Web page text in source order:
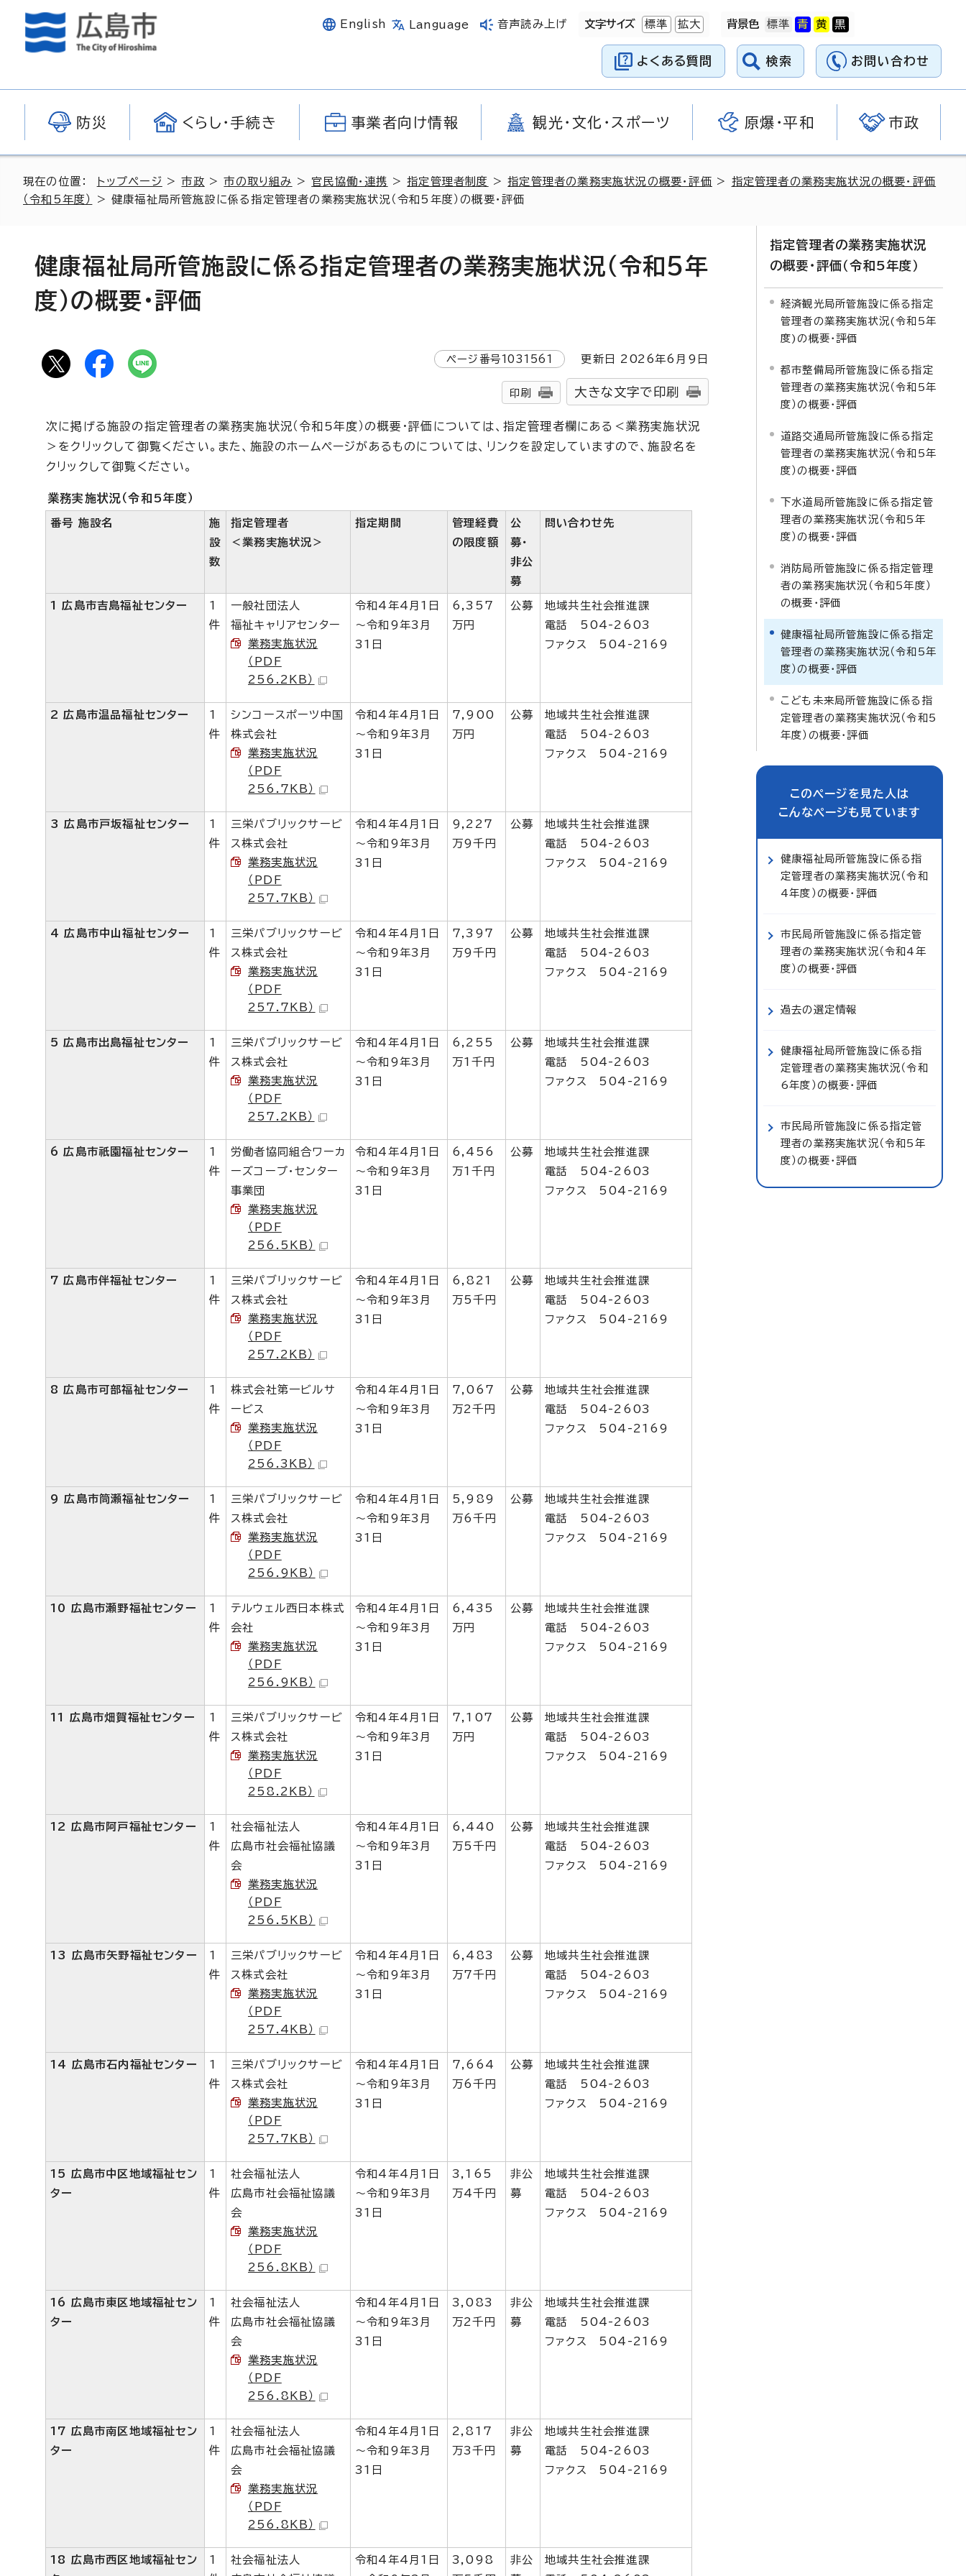
English Language 音声読み上げ 文字サイズ 標準 拡大 背景色
よくある質問 検索 お問い合わせ
防災 くらし・手続き 事業者向け情報 観光・文化・スポーツ 原爆・平和 市政
現在の位置： トップページ >市政 >市の取り組み > 官民協働・連携 >指定管理者制度 >指定管理者の業務実施状況の概要・評価 > 指定管理者の業務実施状況の概要・評価
（令和5年度）
> 健康福祉局所管施設に係る指定管理者の業務実施状況（令和5年度）の概要・評価
健康福祉局所管施設に係る指定管理者の業務実施状況（令和5年
度）の概要・評価
ページ番号1031561 更新日 2026年6月9日
印刷 大きな文字で印刷
次に掲げる施設の指定管理者の業務実施状況（令和5年度）の概要・評価については、指定管理者欄にある＜業務実施状況
＞をクリックして御覧ください。また、施設のホームページがあるものについては、リンクを設定していますので、施設名を
クリックして御覧ください。
業務実施状況（令和5年度）
番号 施設名
施
設
数
指定管理者
＜業務実施状況＞
指定期間
管理経費
の限度額
公
募・
非公
募
問い合わせ先
1 広島市吉島福祉センター
1
件
一般社団法人
福祉キャリアセンター
業務実施状況
（PDF
256.2KB）
令和4年4月1日
～令和9年3月
31日
6,357
万円
公募
地域共生社会推進課
電話 504-2603
ファクス 504-2169
2 広島市温品福祉センター
1
件
シンコースポーツ中国
株式会社
業務実施状況
（PDF
256.7KB）
令和4年4月1日
～令和9年3月
31日
7,900
万円
公募
地域共生社会推進課
電話 504-2603
ファクス 504-2169
3 広島市戸坂福祉センター
1
件
三栄パブリックサービ
ス株式会社
業務実施状況
（PDF
257.7KB）
令和4年4月1日
～令和9年3月
31日
9,227
万9千円
公募
地域共生社会推進課
電話 504-2603
ファクス 504-2169
4 広島市中山福祉センター
1
件
三栄パブリックサービ
ス株式会社
業務実施状況
（PDF
257.7KB）
令和4年4月1日
～令和9年3月
31日
7,397
万9千円
公募
地域共生社会推進課
電話 504-2603
ファクス 504-2169
5 広島市出島福祉センター
1
件
三栄パブリックサービ
ス株式会社
業務実施状況
（PDF
257.2KB）
令和4年4月1日
～令和9年3月
31日
6,255
万1千円
公募
地域共生社会推進課
電話 504-2603
ファクス 504-2169
6 広島市祇園福祉センター
1
件
労働者協同組合ワーカ
ーズコープ・センター
事業団
業務実施状況
（PDF
256.5KB）
令和4年4月1日
～令和9年3月
31日
6,456
万1千円
公募
地域共生社会推進課
電話 504-2603
ファクス 504-2169
7 広島市伴福祉センター
1
件
三栄パブリックサービ
ス株式会社
業務実施状況
（PDF
257.2KB）
令和4年4月1日
～令和9年3月
31日
6,821
万5千円
公募
地域共生社会推進課
電話 504-2603
ファクス 504-2169
8 広島市可部福祉センター
1
件
株式会社第一ビルサ
ービス
業務実施状況
（PDF
256.3KB）
令和4年4月1日
～令和9年3月
31日
7,067
万2千円
公募
地域共生社会推進課
電話 504-2603
ファクス 504-2169
9 広島市筒瀬福祉センター
1
件
三栄パブリックサービ
ス株式会社
業務実施状況
（PDF
256.9KB）
令和4年4月1日
～令和9年3月
31日
5,989
万6千円
公募
地域共生社会推進課
電話 504-2603
ファクス 504-2169
10 広島市瀬野福祉センター
1
件
テルウェル西日本株式
会社
業務実施状況
（PDF
256.9KB）
令和4年4月1日
～令和9年3月
31日
6,435
万円
公募
地域共生社会推進課
電話 504-2603
ファクス 504-2169
11 広島市畑賀福祉センター
1
件
三栄パブリックサービ
ス株式会社
業務実施状況
（PDF
258.2KB）
令和4年4月1日
～令和9年3月
31日
7,107
万円
公募
地域共生社会推進課
電話 504-2603
ファクス 504-2169
12 広島市阿戸福祉センター
1
件
社会福祉法人
広島市社会福祉協議
会
業務実施状況
（PDF
256.5KB）
令和4年4月1日
～令和9年3月
31日
6,440
万5千円
公募
地域共生社会推進課
電話 504-2603
ファクス 504-2169
13 広島市矢野福祉センター
1
件
三栄パブリックサービ
ス株式会社
業務実施状況
（PDF
257.4KB）
令和4年4月1日
～令和9年3月
31日
6,483
万7千円
公募
地域共生社会推進課
電話 504-2603
ファクス 504-2169
14 広島市石内福祉センター
1
件
三栄パブリックサービ
ス株式会社
業務実施状況
（PDF
257.7KB）
令和4年4月1日
～令和9年3月
31日
7,664
万6千円
公募
地域共生社会推進課
電話 504-2603
ファクス 504-2169
15 広島市中区地域福祉セン
ター
1
件
社会福祉法人
広島市社会福祉協議
会
業務実施状況
（PDF
256.8KB）
令和4年4月1日
～令和9年3月
31日
3,165
万4千円
非公
募
地域共生社会推進課
電話 504-2603
ファクス 504-2169
16 広島市東区地域福祉セン
ター
1
件
社会福祉法人
広島市社会福祉協議
会
業務実施状況
（PDF
256.8KB）
令和4年4月1日
～令和9年3月
31日
3,083
万2千円
非公
募
地域共生社会推進課
電話 504-2603
ファクス 504-2169
17 広島市南区地域福祉セン
ター
1
件
社会福祉法人
広島市社会福祉協議
会
業務実施状況
（PDF
256.8KB）
令和4年4月1日
～令和9年3月
31日
2,817
万3千円
非公
募
地域共生社会推進課
電話 504-2603
ファクス 504-2169
18 広島市西区地域福祉セン
1
社会福祉法人
令和4年4月1日
3,098
非公
地域共生社会推進課
指定管理者の業務実施状況
の概要・評価（令和5年度）
経済観光局所管施設に係る指定
管理者の業務実施状況(令和5年
度)の概要・評価
都市整備局所管施設に係る指定
管理者の業務実施状況（令和5年
度）の概要・評価
道路交通局所管施設に係る指定
管理者の業務実施状況（令和5年
度）の概要・評価
下水道局所管施設に係る指定管
理者の業務実施状況（令和5年
度）の概要・評価
消防局所管施設に係る指定管理
者の業務実施状況（令和5年度）
の概要・評価
健康福祉局所管施設に係る指定
管理者の業務実施状況（令和5年
度）の概要・評価
こども未来局所管施設に係る指
定管理者の業務実施状況（令和5
年度）の概要・評価
このページを見た人は
こんなページも見ています
健康福祉局所管施設に係る指
定管理者の業務実施状況（令和
4年度）の概要・評価
市民局所管施設に係る指定管
理者の業務実施状況（令和4年
度）の概要・評価
過去の選定情報
健康福祉局所管施設に係る指
定管理者の業務実施状況（令和
6年度）の概要・評価
市民局所管施設に係る指定管
理者の業務実施状況（令和5年
度）の概要・評価